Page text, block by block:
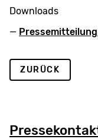
Downloads
ZURÜCK